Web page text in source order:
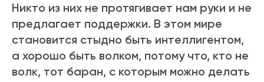
Никто из них не протягивает нам руки и не
предлагает поддержки. В этом мире
становится стыдно быть интеллигентом,
а хорошо быть волком, потому что, кто не
волк, тот баран, с которым можно делать